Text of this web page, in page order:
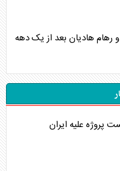
و رهام هادیان بعد از یک دهه
پروژه علیه ایران